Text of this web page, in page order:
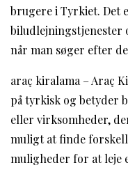
brugere i Tyrkiet. Det
biludlejningstjenester
når man søger efter
araç kiralama – Araç
på tyrkisk og betyder
eller virksomheder,
muligt at finde
muligheder for at leje